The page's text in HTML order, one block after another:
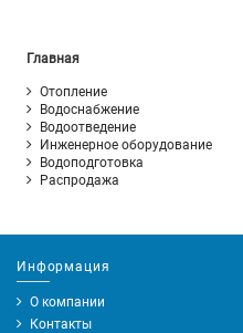
Главная
Отопление
Водоснабжение
Водоотведение
Инженерное оборудование
Водоподготовка
Распродажа
Информация
О компании
Контакты